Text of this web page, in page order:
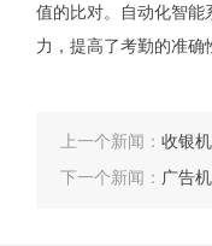
值的比对。自动化智能
力，提高了考勤的准确
上一个新闻： 收银
下一个新闻： 广告